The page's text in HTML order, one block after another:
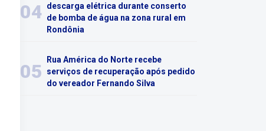
04 descarga elétrica durante conserto
de bomba de água na zona rural em
Rondônia
05
Rua América do Norte recebe
serviços de recuperação após pedido
do vereador Fernando Silva